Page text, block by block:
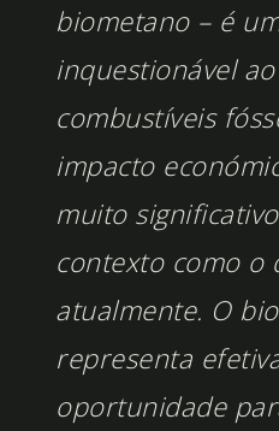
biometano – é
inquestionável
combustíveis
impacto
muito
contexto como o
atualmente. O
representa
oportunidade